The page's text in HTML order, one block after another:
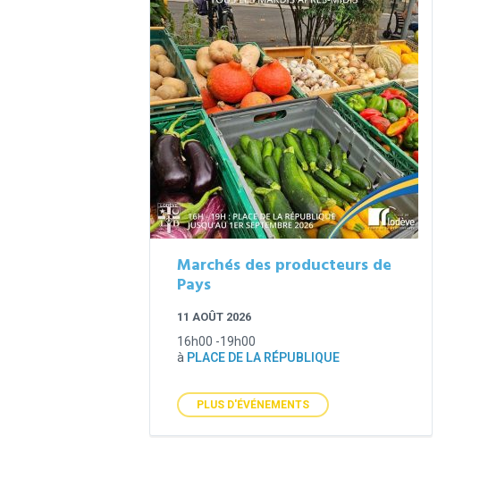
Marchés des producteurs de
Pays
11 AOÛT 2026
16h00 -19h00
à PLACE DE LA RÉPUBLIQUE
PLUS D'ÉVÉNEMENTS